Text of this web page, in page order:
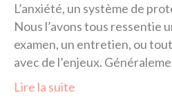
L’anxiété, un système de
Nous l’avons tous ressentie
examen, un entretien, ou
avec de l’enjeux.
Lire la suite